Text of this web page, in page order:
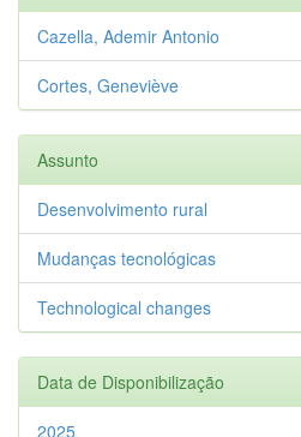
Cazella, Ademir Antonio
Cortes, Geneviève
Assunto
Desenvolvimento rural
Mudanças tecnológicas
Technological changes
Data de Disponibilização
2025